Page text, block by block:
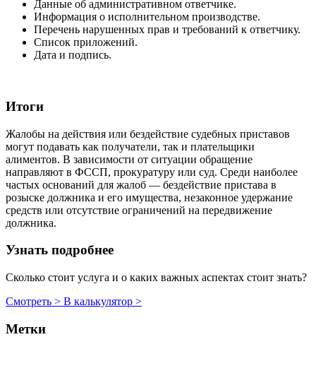
Данные об административном ответчике.
Информация о исполнительном производстве.
Перечень нарушенных прав и требований к ответчику.
Список приложений.
Дата и подпись.
Итоги
Жалобы на действия или бездействие судебных приставов
могут подавать как получатели, так и плательщики
алиментов. В зависимости от ситуации обращение
направляют в ФССП, прокуратуру или суд. Среди наиболее
частых оснований для жалоб — бездействие пристава в
розыске должника и его имущества, незаконное удержание
средств или отсутствие ограничений на передвижение
должника.
Узнать подробнее
Сколько стоит услуга и о каких важных аспектах стоит знать?
Смотреть > В калькулятор >
Метки